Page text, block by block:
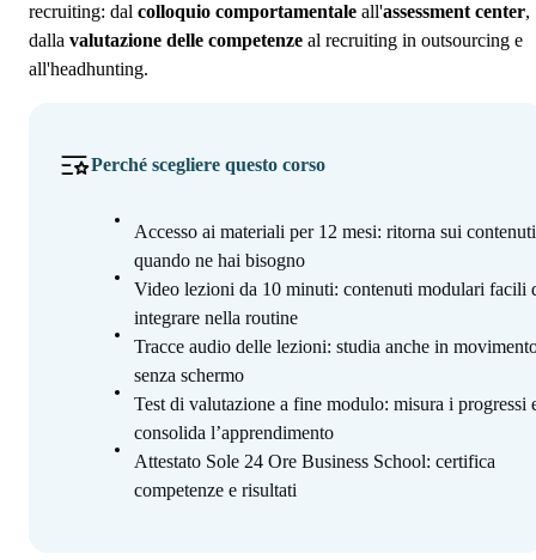
recruiting: dal colloquio comportamentale all'assessment center,
dalla valutazione delle competenze al recruiting in outsourcing e
all'headhunting.
Perché scegliere questo corso
Accesso ai materiali per 12 mesi: ritorna sui contenuti
quando ne hai bisogno
Video lezioni da 10 minuti: contenuti modulari facili
integrare nella routine
Tracce audio delle lezioni: studia anche in
senza schermo
Test di valutazione a fine modulo: misura i progressi
consolida l’apprendimento
Attestato Sole 24 Ore Business School: certifica
competenze e risultati